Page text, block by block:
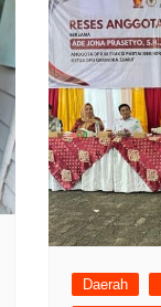
Daerah